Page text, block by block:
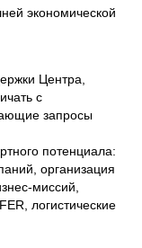
экономической
Центра,
с
запросы
потенциала:
организация
миссий,
логистические